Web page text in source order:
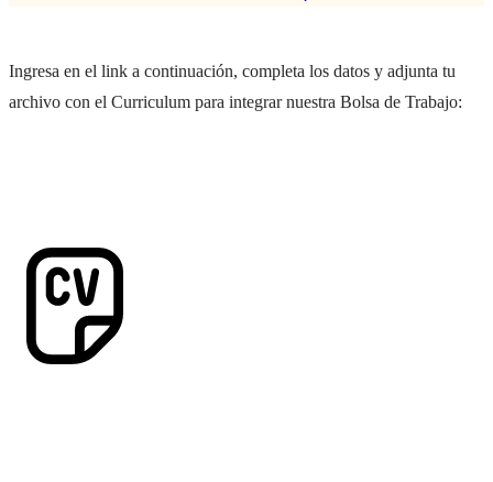
Ingresa en el link a continuación, completa los datos y adjunta tu
archivo con el Curriculum para integrar nuestra Bolsa de Trabajo: